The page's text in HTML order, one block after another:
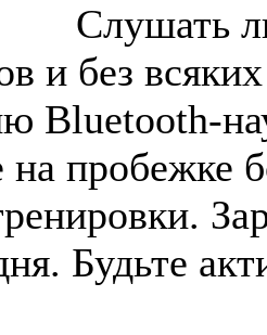
Слушать
и без
Bluetooth-
на пробежке
Будьте